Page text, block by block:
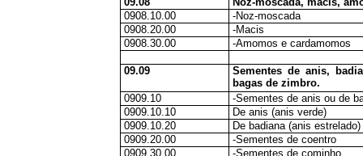
0908.10.00
-Noz-moscada
0908.20.00
-Macis
0908.30.00
-Amomos e cardamomos
09.09
Sementes de anis,
bagas de zimbro.
0909.10
-Sementes de anis ou de
0909.10.10
De anis (anis verde)
0909.10.20
De badiana (anis estrelado)
0909.20.00
-Sementes de coentro
0909.30.00
-Sementes de cominho